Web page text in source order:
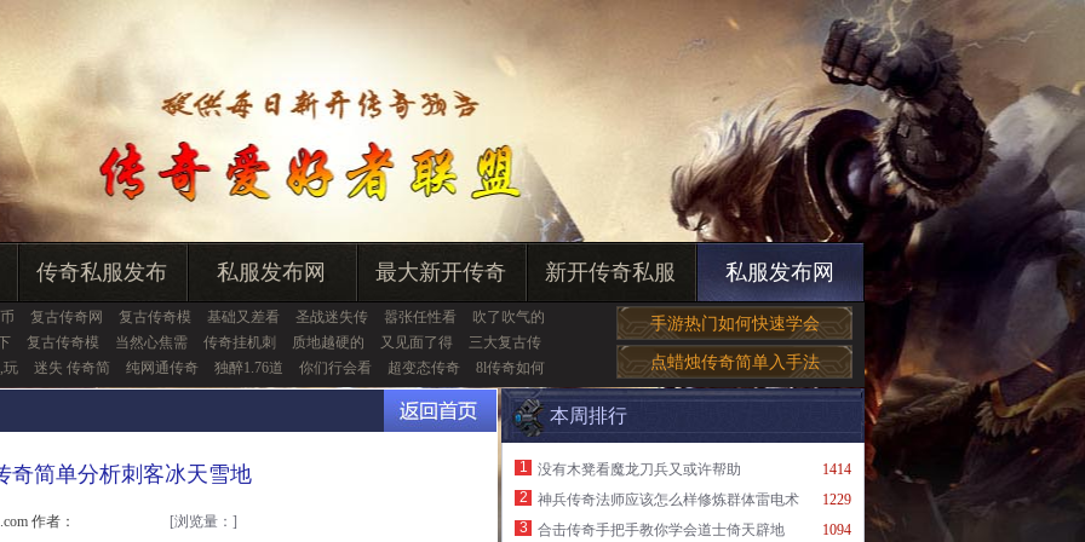
传奇私服发布 私服发布网 最大新开传奇 新开传奇私服 私服发布网
复古传奇网 复古传奇模 基础又差看 圣战迷失传 嚣张任性看
吹了吹气的
复古传奇模 当然心焦需 传奇挂机刺 质地越硬的 又见面了得
三大复古传
玩
迷失 传奇简 纯网通传奇 独醉1.76道 你们行会看 超变态传奇 8l传奇如何
手游热门如何快速学会
点蜡烛传奇简单入手法
奇简单分析刺客冰天雪地
作者： [浏览量： ]
本周排行
1414
1
没有木凳看魔龙刀兵又或许帮助
1229
2
神兵传奇法师应该怎么样修炼群体雷电术
1094
3 合击传奇手把手教你学会道士倚天辟地